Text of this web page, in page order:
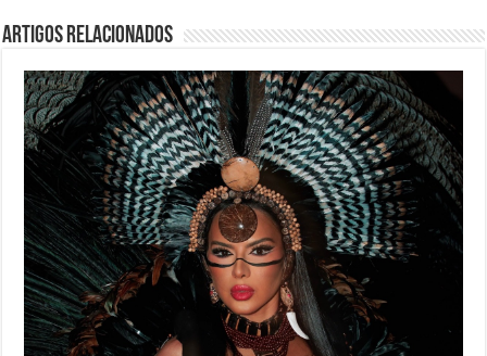
Artigos Relacionados